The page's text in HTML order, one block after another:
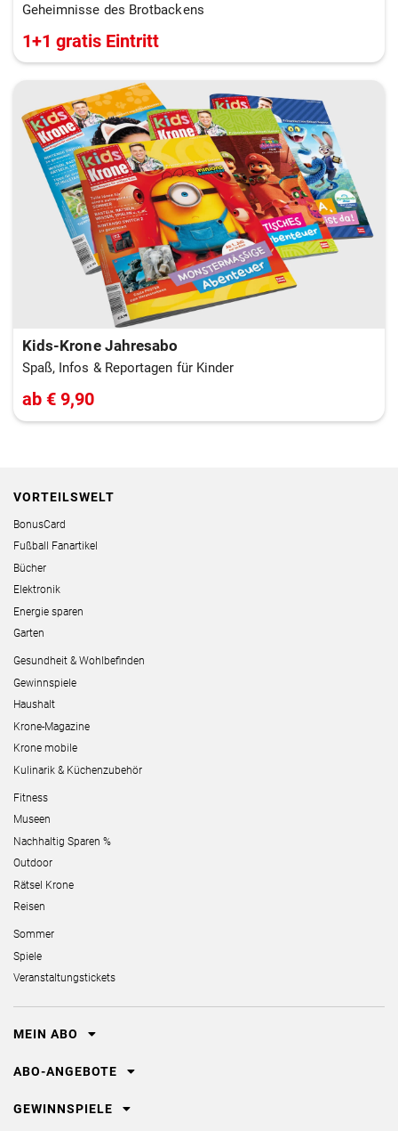
Geheimnisse des Brotbackens
1+1 gratis Eintritt
Kids-Krone Jahresabo
Spaß, Infos & Reportagen für Kinder
ab € 9,90
VORTEILSWELT
BonusCard
Fußball Fanartikel
Bücher
Elektronik
Energie sparen
Garten
Gesundheit & Wohlbefinden
Gewinnspiele
Haushalt
Krone-Magazine
Krone mobile
Kulinarik & Küchenzubehör
Fitness
Museen
Nachhaltig Sparen %
Outdoor
Rätsel Krone
Reisen
Sommer
Spiele
Veranstaltungstickets
MEIN ABO
ABO-ANGEBOTE
GEWINNSPIELE